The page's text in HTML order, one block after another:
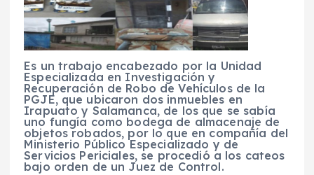
Es un trabajo encabezado por la Unidad
Especializada en Investigación y
Recuperación de Robo de Vehículos de la
PGJE, que ubicaron dos inmuebles en
Irapuato y Salamanca, de los que se sabía
uno fungía como bodega de almacenaje de
objetos robados, por lo que en compañía del
Ministerio Público Especializado y de
Servicios Periciales, se procedió a los cateos
bajo orden de un Juez de Control.